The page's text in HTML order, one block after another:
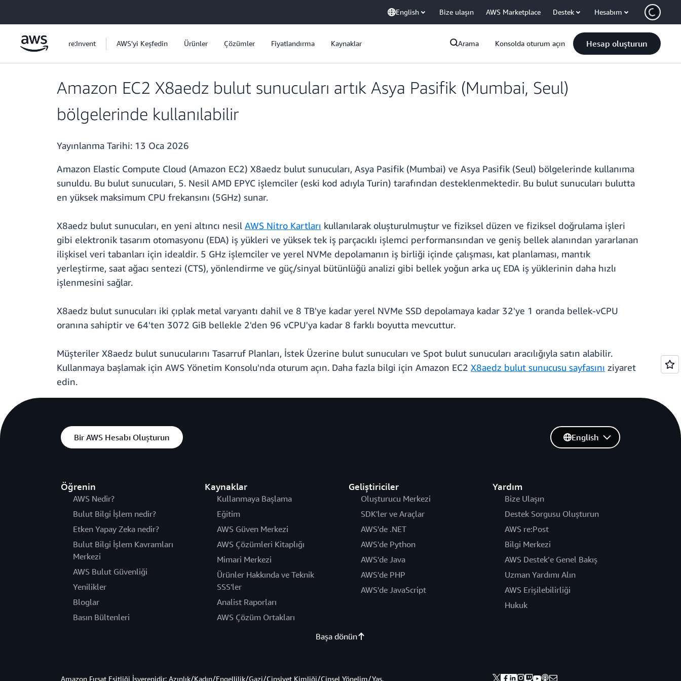
English Bize ulaşın AWS Marketplace Destek Hesabım
re:Invent AWS'yi Keşfedin Ürünler Çözümler Fiyatlandırma Kaynaklar Arama Konsolda oturum açın Hesap oluşturun
Amazon EC2 X8aedz bulut sunucuları artık Asya Pasifik (Mumbai, Seul)
bölgelerinde kullanılabilir
Yayınlanma Tarihi: 13 Oca 2026
Amazon Elastic Compute Cloud (Amazon EC2) X8aedz bulut sunucuları, Asya Pasifik (Mumbai) ve Asya Pasifik (Seul) bölgelerinde kullanıma
sunuldu. Bu bulut sunucuları, 5. Nesil AMD EPYC işlemciler (eski kod adıyla Turin) tarafından desteklenmektedir. Bu bulut sunucuları bulutta
en yüksek maksimum CPU frekansını (5GHz) sunar.
X8aedz bulut sunucuları, en yeni altıncı nesil AWS Nitro Kartları kullanılarak oluşturulmuştur ve fiziksel düzen ve fiziksel doğrulama işleri
gibi elektronik tasarım otomasyonu (EDA) iş yükleri ve yüksek tek iş parçacıklı işlemci performansından ve geniş bellek alanından yararlanan
ilişkisel veri tabanları için idealdir. 5 GHz işlemciler ve yerel NVMe depolamanın iş birliği içinde çalışması, kat planlaması, mantık
yerleştirme, saat ağacı sentezi (CTS), yönlendirme ve güç/sinyal bütünlüğü analizi gibi bellek yoğun arka uç EDA iş yüklerinin daha hızlı
işlenmesini sağlar.
X8aedz bulut sunucuları iki çıplak metal varyantı dahil ve 8 TB'ye kadar yerel NVMe SSD depolamaya kadar 32'ye 1 oranda bellek-vCPU
oranına sahiptir ve 64'ten 3072 GiB bellekle 2'den 96 vCPU'ya kadar 8 farklı boyutta mevcuttur.
Müşteriler X8aedz bulut sunucularını Tasarruf Planları, İstek Üzerine bulut sunucuları ve Spot bulut sunucuları aracılığıyla satın alabilir.
Kullanmaya başlamak için AWS Yönetim Konsolu'nda oturum açın. Daha fazla bilgi için Amazon EC2 X8aedz bulut sunucusu sayfasını ziyaret
edin.
Bir AWS Hesabı Oluşturun
Öğrenin
AWS Nedir?
Bulut Bilgi İşlem nedir?
Etken Yapay Zeka nedir?
Bulut Bilgi İşlem Kavramları
Merkezi
AWS Bulut Güvenliği
Yenilikler
Bloglar
Basın Bültenleri
Kaynaklar
Kullanmaya Başlama
Eğitim
AWS Güven Merkezi
AWS Çözümleri Kitaplığı
Mimari Merkezi
Ürünler Hakkında ve Teknik
SSS'ler
Analist Raporları
AWS Çözüm Ortakları
Geliştiriciler
Oluşturucu Merkezi
SDK'ler ve Araçlar
AWS'de .NET
AWS'de Python
AWS'de Java
AWS'de PHP
AWS'de JavaScript
Yardım
Bize Ulaşın
Destek Sorgusu Oluşturun
AWS re:Post
Bilgi Merkezi
AWS Destek’e Genel Bakış
Uzman Yardımı Alın
AWS Erişilebilirliği
Hukuk
English
Başa dönün
Amazon Fırsat Eşitliği İşverenidir: Azınlık/Kadın/Engellilik/Gazi/Cinsiyet Kimliği/Cinsel Yönelim/Yaş.